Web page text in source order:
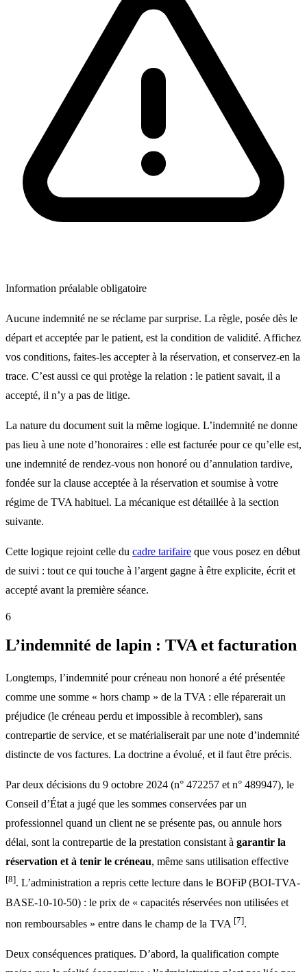
Information préalable obligatoire
Aucune indemnité ne se réclame par surprise. La règle, posée dès le
départ et acceptée par le patient, est la condition de validité. Affichez
vos conditions, faites-les accepter à la réservation, et conservez-en la
trace. C’est aussi ce qui protège la relation : le patient savait, il a
accepté, il n’y a pas de litige.
La nature du document suit la même logique. L’indemnité ne donne
pas lieu à une note d’honoraires : elle est facturée pour ce qu’elle est,
une indemnité de rendez-vous non honoré ou d’annulation tardive,
fondée sur la clause acceptée à la réservation et soumise à votre
régime de TVA habituel. La mécanique est détaillée à la section
suivante.
Cette logique rejoint celle du cadre tarifaire que vous posez en début
de suivi : tout ce qui touche à l’argent gagne à être explicite, écrit et
accepté avant la première séance.
6
L’indemnité de lapin : TVA et facturation
Longtemps, l’indemnité pour créneau non honoré a été présentée
comme une somme « hors champ » de la TVA : elle réparerait un
préjudice (le créneau perdu et impossible à recombler), sans
contrepartie de service, et se matérialiserait par une note d’indemnité
distincte de vos factures. La doctrine a évolué, et il faut être précis.
Par deux décisions du 9 octobre 2024 (n° 472257 et n° 489947), le
Conseil d’État a jugé que les sommes conservées par un
professionnel quand un client ne se présente pas, ou annule hors
délai, sont la contrepartie de la prestation consistant à garantir la
réservation et à tenir le créneau, même sans utilisation effective
[8]. L’administration a repris cette lecture dans le BOFiP (BOI-TVA-
BASE-10-10-50) : le prix de « capacités réservées non utilisées et
non remboursables » entre dans le champ de la TVA [7].
Deux conséquences pratiques. D’abord, la qualification compte